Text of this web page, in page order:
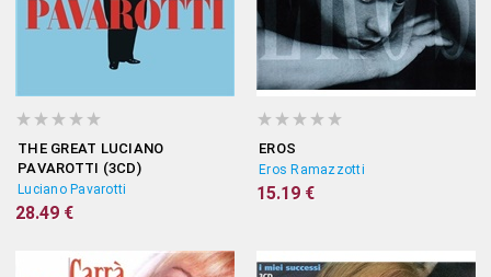
THE GREAT LUCIANO
PAVAROTTI (3CD)
Luciano Pavarotti
28.49 €
EROS
Eros Ramazzotti
15.19 €